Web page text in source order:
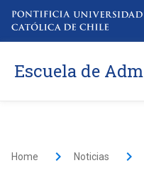
Escuela de
Home Noticias